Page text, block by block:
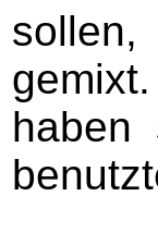
sollen,
haben